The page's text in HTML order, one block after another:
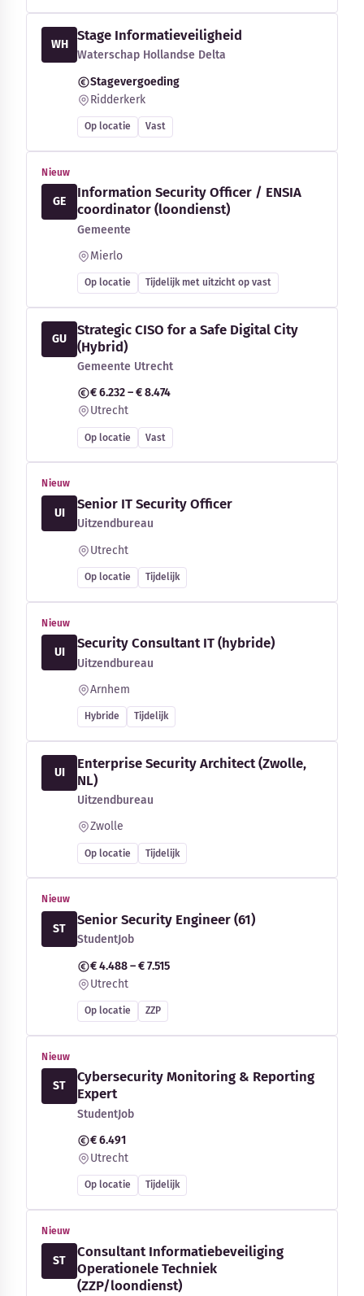
WH
Stage Informatieveiligheid
Waterschap Hollandse Delta
Stagevergoeding
Ridderkerk
Op locatie Vast
Nieuw
GE
Information Security Officer / ENSIA
coordinator (loondienst)
Gemeente
Mierlo
Op locatie Tijdelijk met uitzicht op vast
GU
Strategic CISO for a Safe Digital City
(Hybrid)
Gemeente Utrecht
€ 6.232 – € 8.474
Utrecht
Op locatie Vast
Nieuw
UI
Senior IT Security Officer
Uitzendbureau
Utrecht
Op locatie Tijdelijk
Nieuw
UI
Security Consultant IT (hybride)
Uitzendbureau
Arnhem
Hybride Tijdelijk
UI
Enterprise Security Architect (Zwolle,
NL)
Uitzendbureau
Zwolle
Op locatie Tijdelijk
Nieuw
ST
Senior Security Engineer (61)
StudentJob
€ 4.488 – € 7.515
Utrecht
Op locatie ZZP
Nieuw
ST
Cybersecurity Monitoring & Reporting
Expert
StudentJob
€ 6.491
Utrecht
Op locatie Tijdelijk
Nieuw
ST
Consultant Informatiebeveiliging
Operationele Techniek
(ZZP/loondienst)